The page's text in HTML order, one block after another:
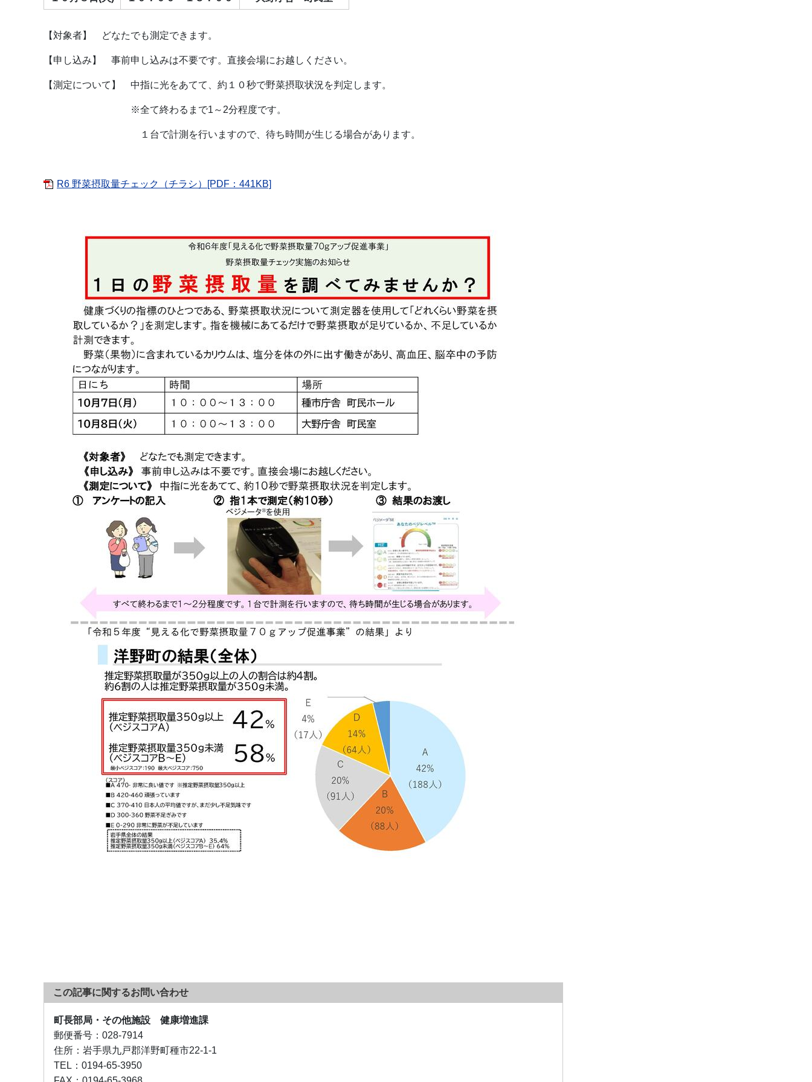
【対象者】 どなたでも測定できます。
【申し込み】 事前申し込みは不要です。直接会場にお越しください。
【測定について】 中指に光をあてて、約１０秒で野菜摂取状況を判定します。
※全て終わるまで1～2分程度です。
１台で計測を行いますので、待ち時間が生じる場合があります。
R6 野菜摂取量チェック（チラシ）[PDF：441KB]
この記事に関するお問い合わせ
町長部局・その他施設 健康増進課
郵便番号： 028-7914
住所： 岩手県九戸郡洋野町種市22-1-1
TEL： 0194-65-3950